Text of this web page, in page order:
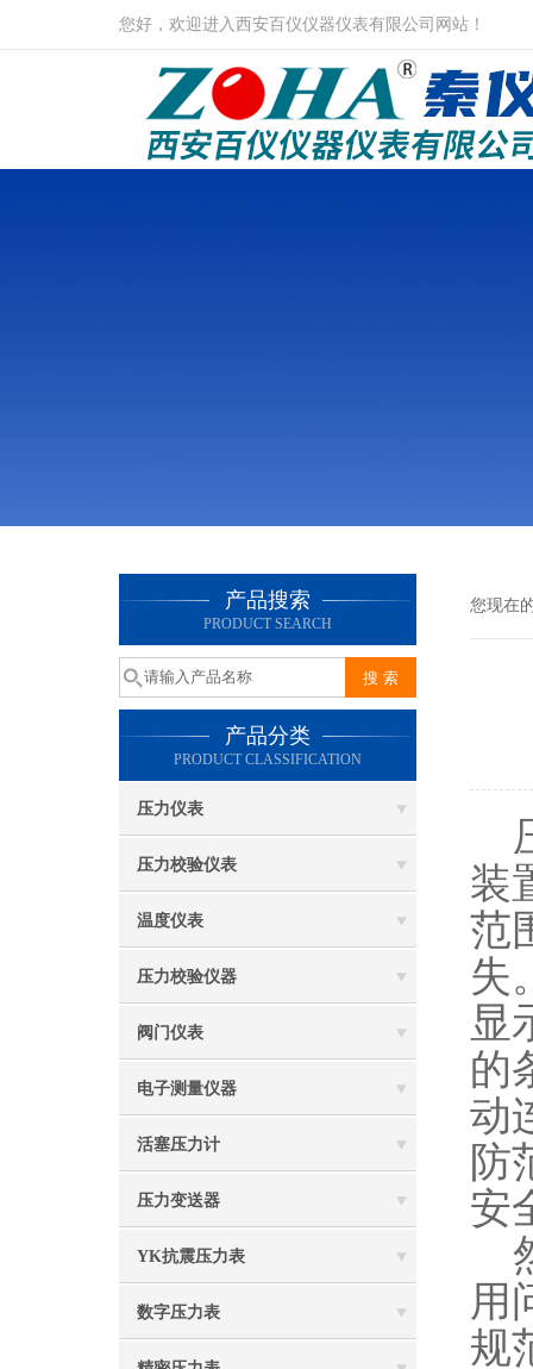
您好，欢迎进入西安百仪仪器仪表有限公司网站！
产品搜索
PRODUCT SEARCH
产品分类
PRODUCT CLASSIFICATION
压力仪表
压力校验仪表
温度仪表
压力校验仪器
阀门仪表
电子测量仪器
活塞压力计
压力变送器
YK抗震压力表
数字压力表
您现在
装
范
失
显
的
动
防
安
用
规